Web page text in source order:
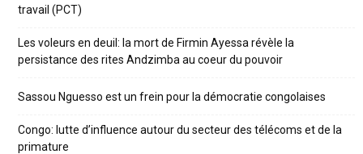
travail (PCT)
Les voleurs en deuil: la mort de Firmin Ayessa révèle la
persistance des rites Andzimba au coeur du pouvoir
Sassou Nguesso est un frein pour la démocratie congolaises
Congo: lutte d’influence autour du secteur des télécoms et de la
primature